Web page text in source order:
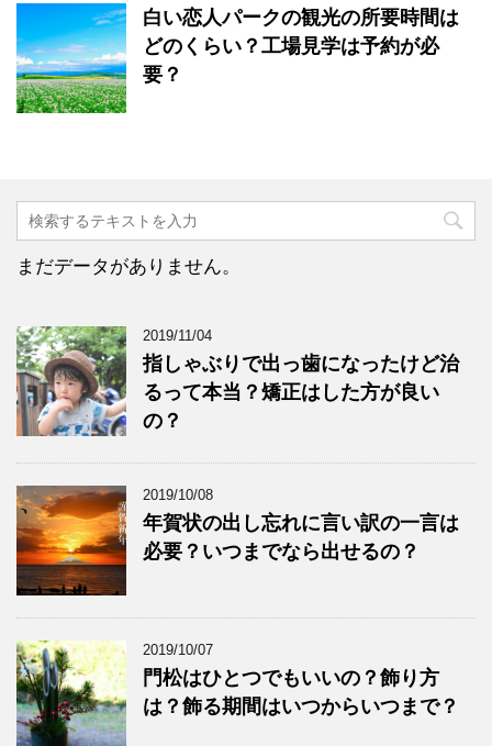
白い恋人パークの観光の所要時間は
どのくらい？工場見学は予約が必
要？
まだデータがありません。
2019/11/04
指しゃぶりで出っ歯になったけど治
るって本当？矯正はした方が良い
の？
2019/10/08
年賀状の出し忘れに言い訳の一言は
必要？いつまでなら出せるの？
2019/10/07
門松はひとつでもいいの？飾り方
は？飾る期間はいつからいつまで？